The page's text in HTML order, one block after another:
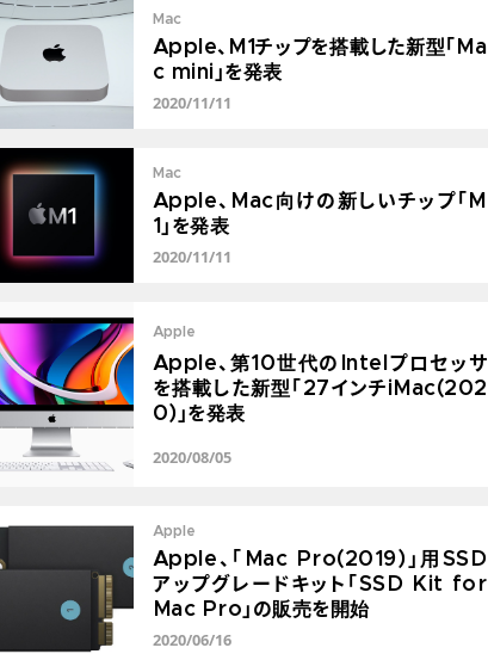
Mac
Apple、M1チップを搭載した新型「Ma
c mini」を発表
2020/11/11
Mac
Apple、Mac向けの新しいチップ「M
1」を発表
2020/11/11
Apple
Apple、第10世代のIntelプロセッサ
を搭載した新型「27インチiMac(202
0)」を発表
2020/08/05
Apple
Apple、「Mac Pro(2019)」用SSD
アップグレードキット「SSD Kit for
Mac Pro」の販売を開始
2020/06/16